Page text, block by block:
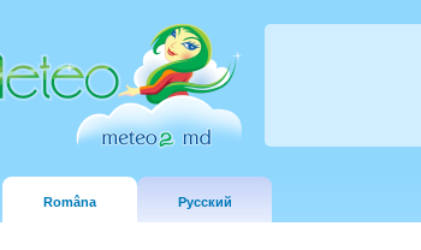
Româna Русский